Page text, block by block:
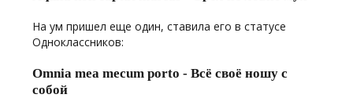
На ум пришел еще один, ставила его в статусе
Одноклассников:
Omnia mea mecum porto - Всё своё ношу с
собой